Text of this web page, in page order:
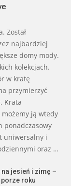
Został
najbardziej
domy mody.
kolekcjach.
w kratę
przymierzyć
Krata
ją wtedy
ponadczasowy
uniwersalny i
oraz …
jesień i zimę –
roku